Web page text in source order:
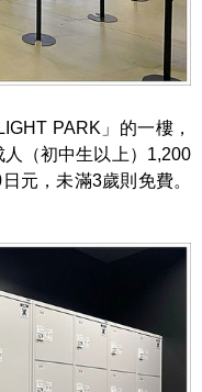
PARK」的一樓，
（初中生以上）1,200
元，未滿3歲則免費。